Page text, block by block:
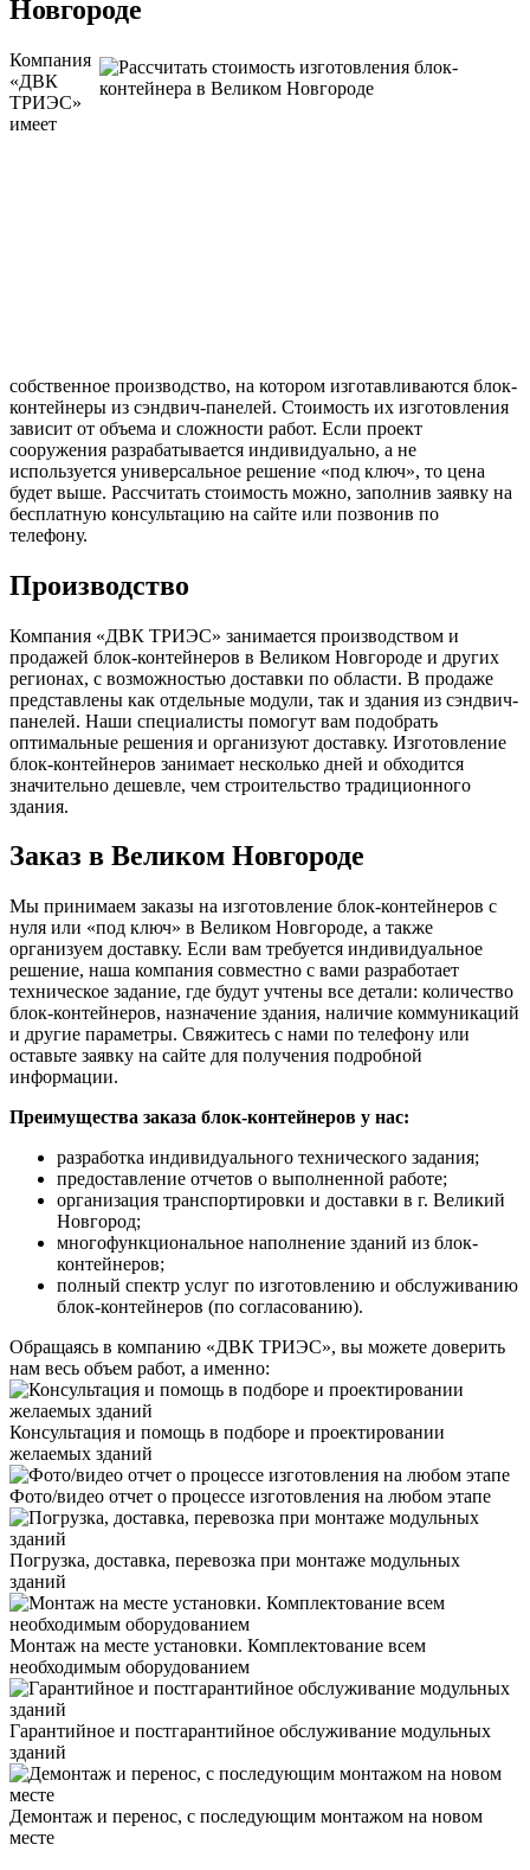
Новгороде
Компания
«ДВК
ТРИЭС»
имеет
собственное производство, на котором изготавливаются блок-
контейнеры из сэндвич-панелей. Стоимость их изготовления
зависит от объема и сложности работ. Если проект
сооружения разрабатывается индивидуально, а не
используется универсальное решение «под ключ», то цена
будет выше. Рассчитать стоимость можно, заполнив заявку на
бесплатную консультацию на сайте или позвонив по
телефону.
Производство
Компания «ДВК ТРИЭС» занимается производством и
продажей блок-контейнеров в Великом Новгороде и других
регионах, с возможностью доставки по области. В продаже
представлены как отдельные модули, так и здания из сэндвич-
панелей. Наши специалисты помогут вам подобрать
оптимальные решения и организуют доставку. Изготовление
блок-контейнеров занимает несколько дней и обходится
значительно дешевле, чем строительство традиционного
здания.
Заказ в Великом Новгороде
Мы принимаем заказы на изготовление блок-контейнеров с
нуля или «под ключ» в Великом Новгороде, а также
организуем доставку. Если вам требуется индивидуальное
решение, наша компания совместно с вами разработает
техническое задание, где будут учтены все детали: количество
блок-контейнеров, назначение здания, наличие коммуникаций
и другие параметры. Свяжитесь с нами по телефону или
оставьте заявку на сайте для получения подробной
информации.
Преимущества заказа блок-контейнеров у нас:
разработка индивидуального технического задания;
предоставление отчетов о выполненной работе;
организация транспортировки и доставки в г. Великий
Новгород;
многофункциональное наполнение зданий из блок-
контейнеров;
полный спектр услуг по изготовлению и обслуживанию
блок-контейнеров (по согласованию).
Обращаясь в компанию «ДВК ТРИЭС», вы можете доверить
нам весь объем работ, а именно:
Консультация и помощь в подборе и проектировании
желаемых зданий
Фото/видео отчет о процессе изготовления на любом этапе
Погрузка, доставка, перевозка при монтаже модульных
зданий
Монтаж на месте установки. Комплектование всем
необходимым оборудованием
Гарантийное и постгарантийное обслуживание модульных
зданий
Демонтаж и перенос, с последующим монтажом на новом
месте